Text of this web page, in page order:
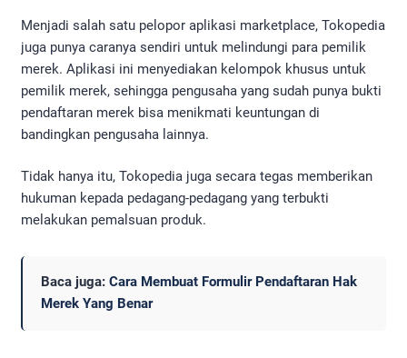
Menjadi salah satu pelopor aplikasi marketplace, Tokopedia
juga punya caranya sendiri untuk melindungi para pemilik
merek. Aplikasi ini menyediakan kelompok khusus untuk
pemilik merek, sehingga pengusaha yang sudah punya bukti
pendaftaran merek bisa menikmati keuntungan di
bandingkan pengusaha lainnya.
Tidak hanya itu, Tokopedia juga secara tegas memberikan
hukuman kepada pedagang-pedagang yang terbukti
melakukan pemalsuan produk.
Baca juga: Cara Membuat Formulir Pendaftaran Hak
Merek Yang Benar